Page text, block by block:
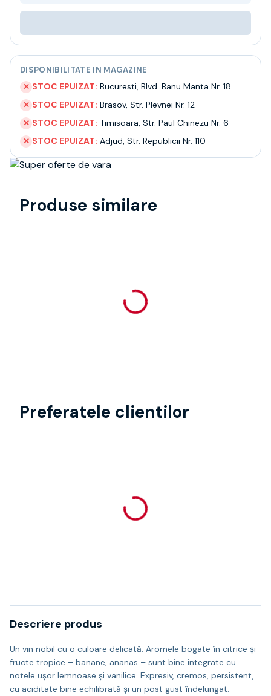
Contact
Livrare
Termeni si conditii
Politica de confidentialitate
Intrebari frecvente
DISPONIBILITATE IN MAGAZINE
✕ STOC EPUIZAT: Bucuresti, Blvd. Banu Manta Nr. 18
✕ STOC EPUIZAT: Brasov, Str. Plevnei Nr. 12
✕ STOC EPUIZAT: Timisoara, Str. Paul Chinezu Nr. 6
✕ STOC EPUIZAT: Adjud, Str. Republicii Nr. 110
Produse similare
Preferatele clientilor
Descriere produs
Un vin nobil cu o culoare delicată. Aromele bogate în citrice şi
fructe tropice – banane, ananas – sunt bine integrate cu
notele uşor lemnoase şi vanilice. Expresiv, cremos, persistent,
cu aciditate bine echilibrată şi un post gust îndelungat.